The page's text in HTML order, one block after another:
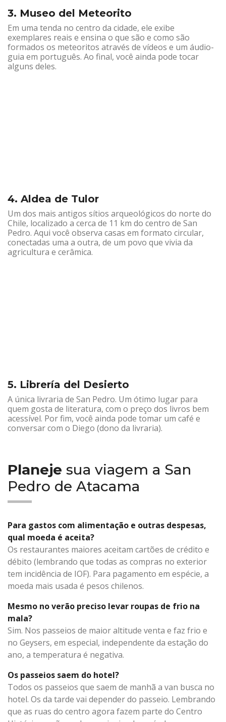
3. Museo del Meteorito
Em uma tenda no centro da cidade, ele exibe
exemplares reais e ensina o que são e como são
formados os meteoritos através de vídeos e um áudio-
guia em português. Ao final, você ainda pode tocar
alguns deles.
4. Aldea de Tulor
Um dos mais antigos sítios arqueológicos do norte do
Chile, localizado a cerca de 11 km do centro de San
Pedro. Aqui você observa casas em formato circular,
conectadas uma a outra, de um povo que vivia da
agricultura e cerâmica.
5. Librería del Desierto
A única livraria de San Pedro. Um ótimo lugar para
quem gosta de literatura, com o preço dos livros bem
acessível. Por fim, você ainda pode tomar um café e
conversar com o Diego (dono da livraria).
Planeje sua viagem a San
Pedro de Atacama
Para gastos com alimentação e outras despesas,
qual moeda é aceita?
Os restaurantes maiores aceitam cartões de crédito e
débito (lembrando que todas as compras no exterior
tem incidência de IOF). Para pagamento em espécie, a
moeda mais usada é pesos chilenos.
Mesmo no verão preciso levar roupas de frio na
mala?
Sim. Nos passeios de maior altitude venta e faz frio e
no Geysers, em especial, independente da estação do
ano, a temperatura é negativa.
Os passeios saem do hotel?
Todos os passeios que saem de manhã a van busca no
hotel. Os da tarde vai depender do passeio. Lembrando
que as ruas do centro agora fazem parte do Centro